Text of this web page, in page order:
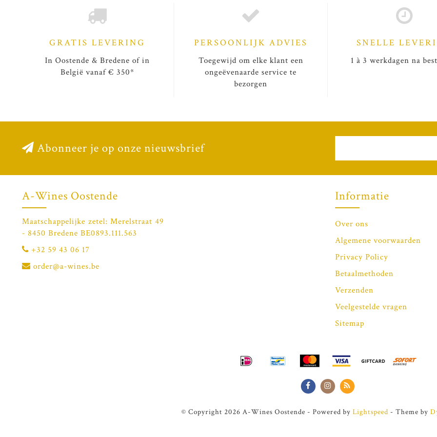
GRATIS LEVERING
In Oostende & Bredene of in
België vanaf € 350*
PERSOONLIJK ADVIES
Toegewijd om elke klant een
ongeëvenaarde service te
bezorgen
SNELLE
1 à 3 werkdagen na
Abonneer je op onze nieuwsbrief
A-Wines Oostende
Maatschappelijke zetel: Merelstraat 49
- 8450 Bredene BE0893.111.563
+32 59 43 06 17
order@a-wines.be
Informatie
Over ons
Algemene voorwaarden
Privacy Policy
Betaalmethoden
Verzenden
Veelgestelde vragen
Sitemap
© Copyright 2026 A-Wines Oostende - Powered by Lightspeed - Theme by